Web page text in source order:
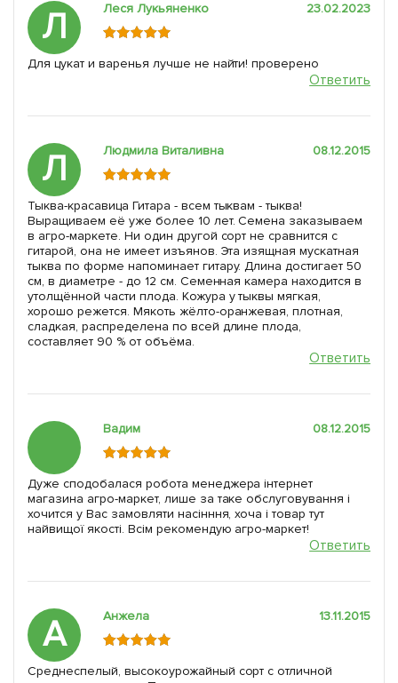
Л Леся Лукьяненко 23.02.2023
Для цукат и варенья лучше не найти! проверено
Ответить
Л Людмила Виталивна 08.12.2015
Тыква-красавица Гитара - всем тыквам - тыква!
Выращиваем её уже более 10 лет. Семена заказываем
в агро-маркете. Ни один другой сорт не сравнится с
гитарой, она не имеет изъянов. Эта изящная мускатная
тыква по форме напоминает гитару. Длина достигает 50
см, в диаметре - до 12 см. Семенная камера находится в
утолщённой части плода. Кожура у тыквы мягкая,
хорошо режется. Мякоть жёлто-оранжевая, плотная,
сладкая, распределена по всей длине плода,
составляет 90 % от объёма.
Ответить
Вадим 08.12.2015
Дуже сподобалася робота менеджера інтернет
магазина агро-маркет, лише за таке обслуговування і
хочится у Вас замовляти насінння, хоча і товар тут
найвищої якості. Всім рекомендую агро-маркет!
Ответить
А Анжела 13.11.2015
Среднеспелый, высокоурожайный сорт с отличной